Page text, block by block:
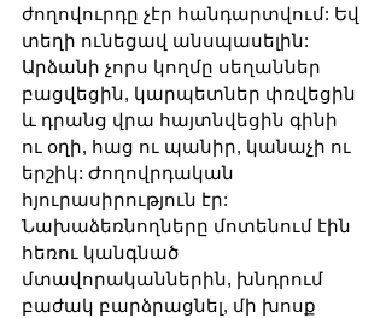
ժողովուրդը չէր հանդարտվում: Եվ
տեղի ունեցավ անսպասելին:
Արձանի չորս կողմը սեղաններ
բացվեցին, կարպետներ փռվեցին
և դրանց վրա հայտնվեցին գինի
ու օղի, հաց ու պանիր, կանաչի ու
երշիկ: Ժողովրդական
հյուրասիրություն էր:
Նախաձեռնողները մոտենում էին
հեռու կանգնած
մտավորականներին, խնդրում
բաժակ բարձրացնել, մի խոսք